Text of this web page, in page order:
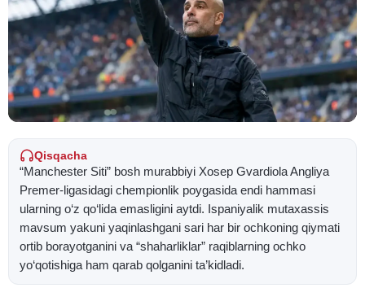
Qisqacha
“Manchester Siti” bosh murabbiyi Xosep Gvardiola Angliya
Premer-ligasidagi chempionlik poygasida endi hammasi
ularning o‘z qo‘lida emasligini aytdi. Ispaniyalik mutaxassis
mavsum yakuni yaqinlashgani sari har bir ochkoning qiymati
ortib borayotganini va “shaharliklar” raqiblarning ochko
yo‘qotishiga ham qarab qolganini ta’kidladi.